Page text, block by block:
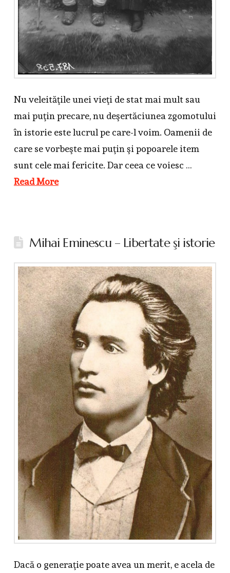
Nu veleităţile unei vieţi de stat mai mult sau
mai puţin precare, nu deşertăciunea zgomotului
în istorie este lucrul pe care-l voim. Oamenii de
care se vorbeşte mai puţin şi popoarele item
sunt cele mai fericite. Dar ceea ce voiesc …
Read More
Mihai Eminescu – Libertate şi istorie
Dacă o generaţie poate avea un merit, e acela de